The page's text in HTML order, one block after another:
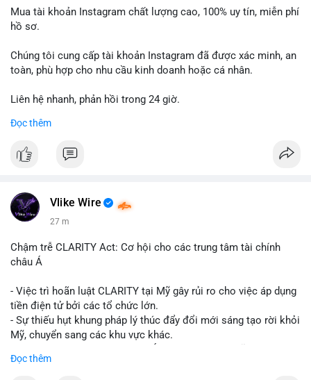
Mua tài khoản Instagram chất lượng cao, 100% uy tín, miễn phí
hồ sơ.
Chúng tôi cung cấp tài khoản Instagram đã được xác minh, an
toàn, phù hợp cho nhu cầu kinh doanh hoặc cá nhân.
Liên hệ nhanh, phản hồi trong 24 giờ.
📞 WhatsApp: +1 660 215-8938
Đọc thêm
Vlike Wire
27 m
Chậm trễ CLARITY Act: Cơ hội cho các trung tâm tài chính
châu Á
- Việc trì hoãn luật CLARITY tại Mỹ gây rủi ro cho việc áp dụng
tiền điện tử bởi các tổ chức lớn.
- Sự thiếu hụt khung pháp lý thúc đẩy đổi mới sáng tạo rời khỏi
Mỹ, chuyển sang các khu vực khác.
trường khi Mỹ còn đang lúng túng về luật pháp.
Đọc thêm